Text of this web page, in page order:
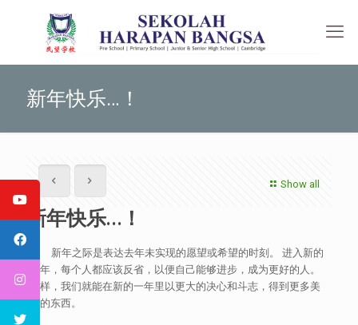
新年快乐…！
Show all
新年快乐…！
新年之际是表达去年未实现的愿望或希望的时刻。 进入新的
一年，每个人都应该反省，以便自己能够进步，成为更好的人。
这样，我们就能在新的一年里以更大的决心和斗志，得到更多美
好的东西。